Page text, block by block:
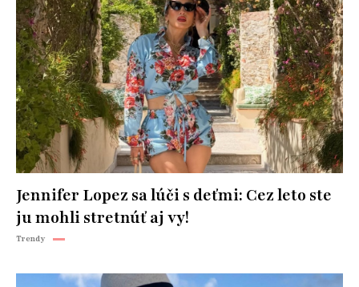
Jennifer Lopez sa lúči s deťmi: Cez leto ste
ju mohli stretnúť aj vy!
Trendy